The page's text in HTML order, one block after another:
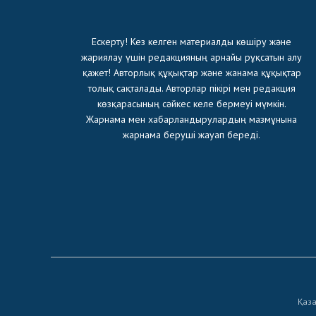
Ескерту! Кез келген материалды көшіру және
жариялау үшін редакцияның арнайы рұқсатын алу
қажет! Авторлық құқықтар және жанама құқықтар
толық сақталады. Авторлар пікірі мен редакция
көзқарасының сәйкес келе бермеуі мүмкін.
Жарнама мен хабарландырулардың мазмұнына
жарнама беруші жауап береді.